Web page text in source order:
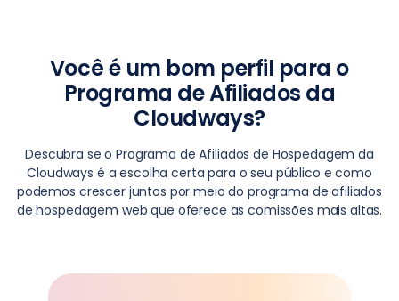
Você é um bom perfil para o
Programa de Afiliados da
Cloudways?
Descubra se o Programa de Afiliados de Hospedagem da
Cloudways é a escolha certa para o seu público e como
podemos crescer juntos por meio do programa de afiliados
de hospedagem web que oferece as comissões mais altas.